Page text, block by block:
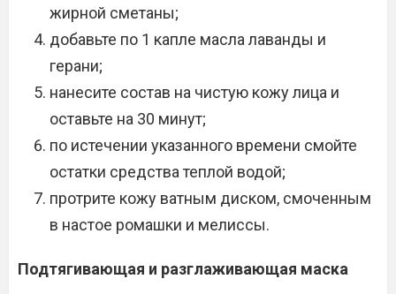
жирной сметаны;
добавьте по 1 капле масла лаванды и
герани;
нанесите состав на чистую кожу лица и
оставьте на 30 минут;
по истечении указанного времени смойте
остатки средства теплой водой;
протрите кожу ватным диском, смоченным
в настое ромашки и мелиссы.
Подтягивающая и разглаживающая маска